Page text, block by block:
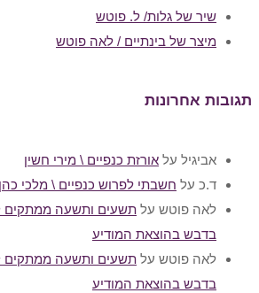
שיר של גלות/ ל. פוטש
מיצר של בינתיים / לאה פוטש
תגובות אחרונות
אביגיל על אורזת כנפיים \ מירי חשין
ד.כ על חשבתי לפרוש כנפיים \ מלכי כהן
לאה פוטש על תשעים ותשעה ממתקים
בדבש בהוצאת המודיע
לאה פוטש על תשעים ותשעה ממתקים
בדבש בהוצאת המודיע